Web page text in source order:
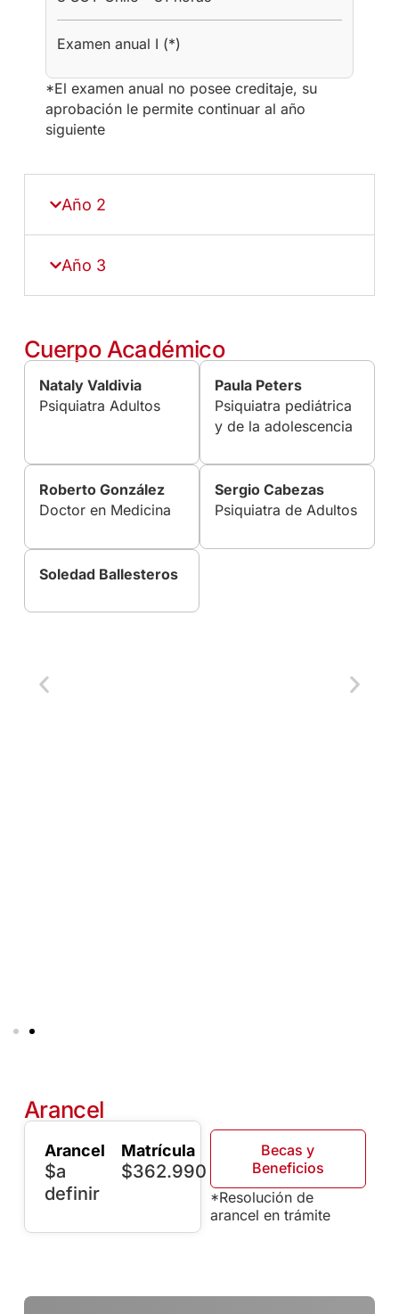
Examen anual I (*)
*El examen anual no posee creditaje, su
aprobación le permite continuar al año
siguiente
Año 2
Año 3
Cuerpo Académico
Nataly Valdivia
Psiquiatra Adultos
Paula Peters
Psiquiatra pediátrica
y de la adolescencia
Roberto González
Doctor en Medicina
Sergio Cabezas
Psiquiatra de Adultos
Soledad Ballesteros
Arancel
Arancel
$a
definir
Matrícula
$362.990
Becas y
Beneficios
*Resolución de
arancel en trámite